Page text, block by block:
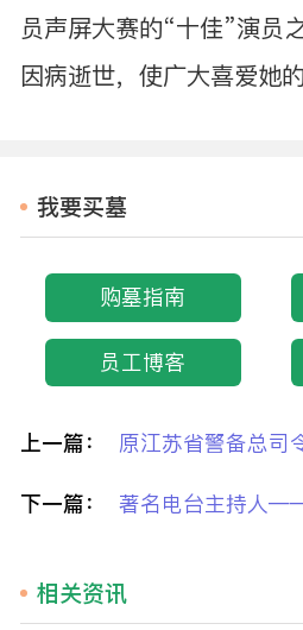
员声屏大赛的“十佳”演员
因病逝世，使广大喜爱她
我要买墓
购墓指南
员工博客
上一篇： 原江苏省警备总
下一篇： 著名电台主持人
相关资讯